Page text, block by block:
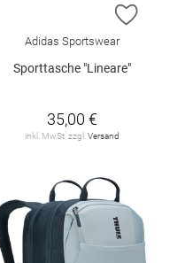
HINZUFÜGEN
ZUR
Adidas Sportswear
Sporttasche "Lineare"
35,00 €
inkl. MwSt. zzgl. Versand